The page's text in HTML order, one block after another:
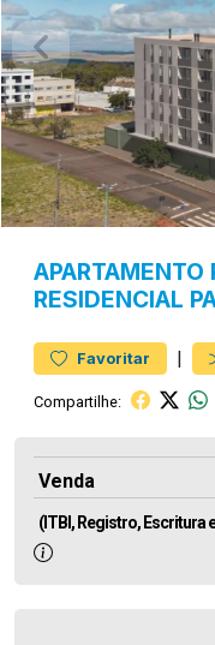
APARTAMENTO
RESIDENCIAL
Favoritar |
Compartilhe:
Venda
(ITBI, Registro, Escritura